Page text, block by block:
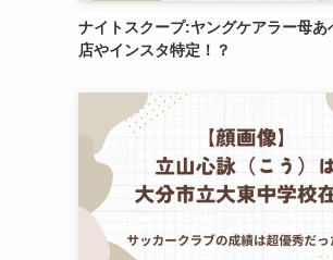
ナイトスクープ:ヤングケアラー母あ
店やインスタ特定！？